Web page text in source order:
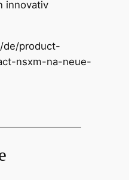
innovativ
de/product-
nsxm-na-neue-